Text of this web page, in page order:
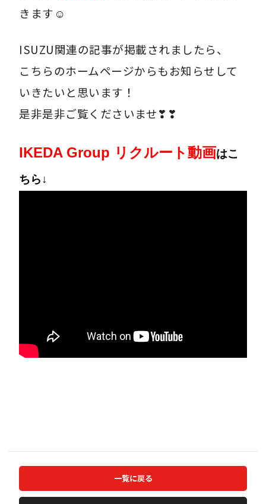
きます☺
ISUZU関連の記事が掲載されましたら、
こちらのホームページからもお知らせして
いきたいと思います！
是非是非ご覧くださいませ❣❣
IKEDA Group リクルート動画はこ
ちら↓
一覧に戻る